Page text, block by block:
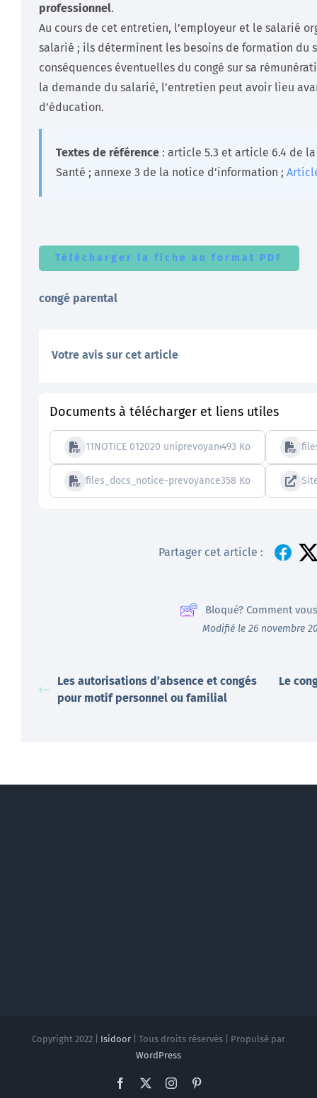
professionnel.
Au cours de cet entretien, l’employeur et le salarié
salarié ; ils déterminent les besoins de formation du
conséquences éventuelles du congé sur sa
la demande du salarié, l’entretien peut avoir lieu
d’éducation.
Textes de référence : article 5.3 et article 6.4 de
Santé ; annexe 3 de la notice d’information ;
Télécharger la fiche au format PDF
congé parental
Votre avis sur cet article
Documents à télécharger et liens utiles
11NOTICE 012020 uniprevoyance493 Ko
files_docs_notice-prevoyance-non-cadres-
358 Ko
Partager cet article :
Bloqué? Comment
Modifié le 26 novembre
Les autorisations d’absence et congés
pour motif personnel ou familial
Le
Copyright 2022 | Isidoor | Tous droits réservés | Propulsé par
WordPress
Facebook Instagram